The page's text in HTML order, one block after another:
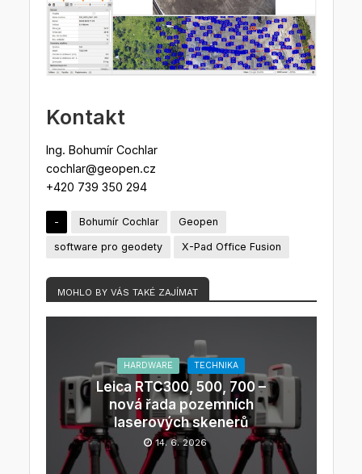
Kontakt
Ing. Bohumír Cochlar
cochlar@geopen.cz
+420 739 350 294
- Bohumír Cochlar Geopen
software pro geodety X-Pad Office Fusion
MOHLO BY VÁS TAKÉ ZAJÍMAT
HARDWARE TECHNIKA
Leica RTC300, 500, 700 –
nová řada pozemních
laserových skenerů
14. 6. 2026